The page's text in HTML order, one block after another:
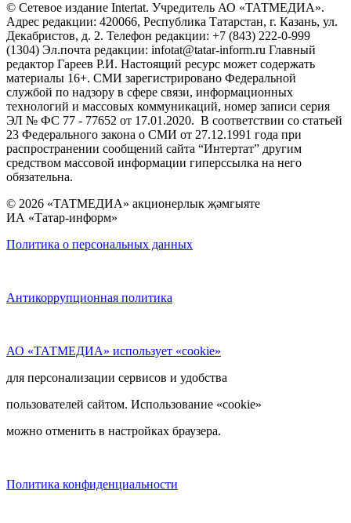
© Сетевое издание Intertat. Учредитель АО «ТАТМЕДИА».
Адрес редакции: 420066, Республика Татарстан, г. Казань, ул.
Декабристов, д. 2. Телефон редакции: +7 (843) 222-0-999
(1304) Эл.почта редакции: infotat@tatar-inform.ru Главный
редактор Гареев Р.И. Настоящий ресурс может содержать
материалы 16+. СМИ зарегистрировано Федеральной
службой по надзору в сфере связи, информационных
технологий и массовых коммуникаций, номер записи серия
ЭЛ № ФС 77 - 77652 от 17.01.2020. В соответствии со статьей
23 Федерального закона о СМИ от 27.12.1991 года при
распространении сообщений сайта “Интертат” другим
средством массовой информации гиперссылка на него
обязательна.
© 2026 «ТАТМЕДИА» акционерлык җәмгыяте
ИА «Татар-информ»
Политика о персональных данных
Антикоррупционная политика
АО «ТАТМЕДИА» использует «cookie»
для персонализации сервисов и удобства
пользователей сайтом. Использование «cookie»
можно отменить в настройках браузера.
Политика конфиденциальности